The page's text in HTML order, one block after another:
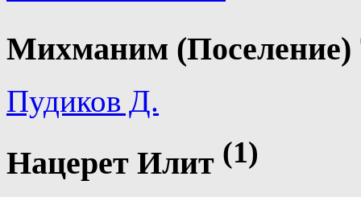
Михманим (Поселение)
Пудиков Д.
Нацерет Илит (1)